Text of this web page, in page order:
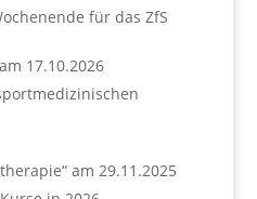
für das ZfS
17.10.2026
am 29.11.2025